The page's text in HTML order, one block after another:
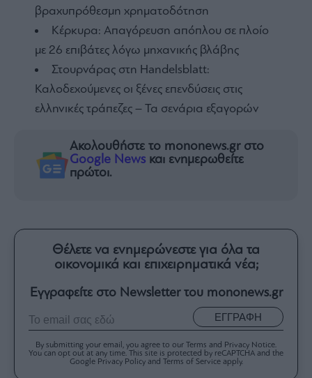
βραχυπρόθεσμη χρηματοδότηση
Κέρκυρα: Απαγόρευση απόπλου σε πλοίο
με 26 επιβάτες λόγω μηχανικής βλάβης
Στουρνάρας στη Handelsblatt:
Καλοδεχούμενες οι ξένες επενδύσεις στις
ελληνικές τράπεζες – Τα σενάρια εξαγορών
Ακολουθήστε το mononews.gr στο
Google News και ενημερωθείτε
πρώτοι.
Θέλετε να ενημερώνεστε για όλα τα
οικονομικά και επιχειρηματικά νέα;
Εγγραφείτε στο Newsletter του mononews.gr
ΕΓΓΡΑΦΗ
By submitting your email, you agree to our Terms and Privacy Notice.
You can opt out at any time. This site is protected by reCAPTCHA and the
Google Privacy Policy and Terms of Service apply.